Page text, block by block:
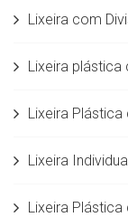
Lixeira com
Lixeira
Lixeira
Lixeira
Lixeira